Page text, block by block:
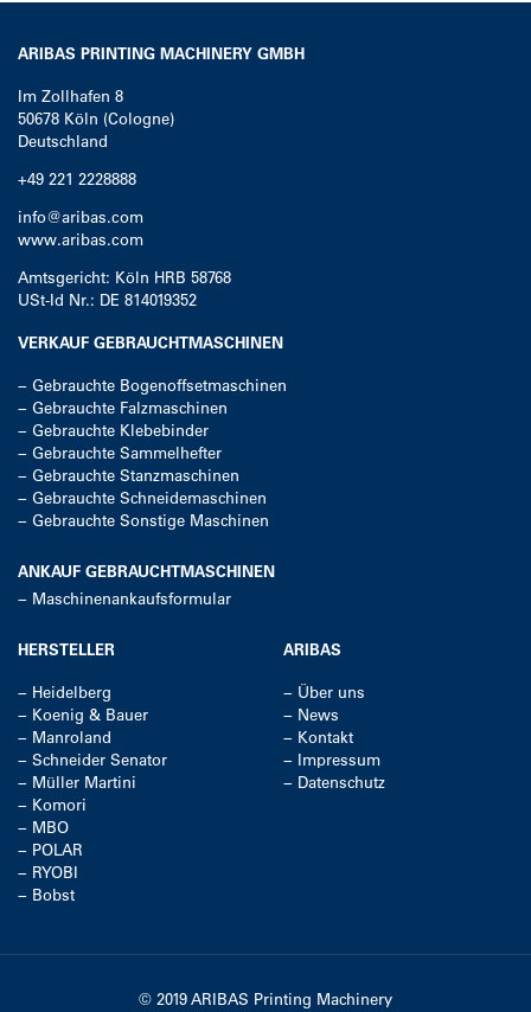
ARIBAS PRINTING MACHINERY GMBH
Im Zollhafen 8
50678 Köln (Cologne)
Deutschland
+49 221 2228888
info@aribas.com
www.aribas.com
Amtsgericht: Köln HRB 58768
USt-Id Nr.: DE 814019352
VERKAUF GEBRAUCHTMASCHINEN
− Gebrauchte Bogenoffsetmaschinen
− Gebrauchte Falzmaschinen
− Gebrauchte Klebebinder
− Gebrauchte Sammelhefter
− Gebrauchte Stanzmaschinen
− Gebrauchte Schneidemaschinen
− Gebrauchte Sonstige Maschinen
ANKAUF GEBRAUCHTMASCHINEN
− Maschinenankaufsformular
HERSTELLER
− Heidelberg
− Koenig & Bauer
− Manroland
− Schneider Senator
− Müller Martini
− Komori
− MBO
− POLAR
− RYOBI
− Bobst
ARIBAS
− Über uns
− News
− Kontakt
− Impressum
− Datenschutz
© 2019 ARIBAS Printing Machinery